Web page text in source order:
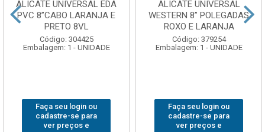
ALICATE UNIVERSAL EDA
PVC 8”CABO LARANJA E
PRETO 8VL
Código: 304425
Embalagem: 1 - UNIDADE
Faça seu login ou
cadastre-se para
ver preços e
ALICATE UNIVERSAL
WESTERN 8” POLEGADAS
ROXO E LARANJA
Código: 379254
Embalagem: 1 - UNIDADE
Faça seu login ou
cadastre-se para
ver preços e